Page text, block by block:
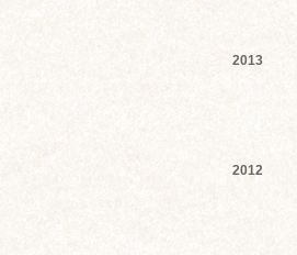
2013
2012